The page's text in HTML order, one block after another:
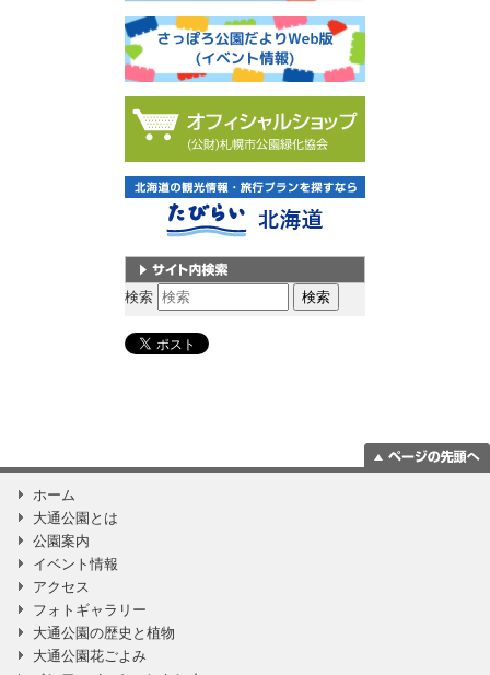
サイト内検索
検索
ホーム
大通公園とは
公園案内
イベント情報
アクセス
フォトギャラリー
大通公園の歴史と植物
大通公園花ごよみ